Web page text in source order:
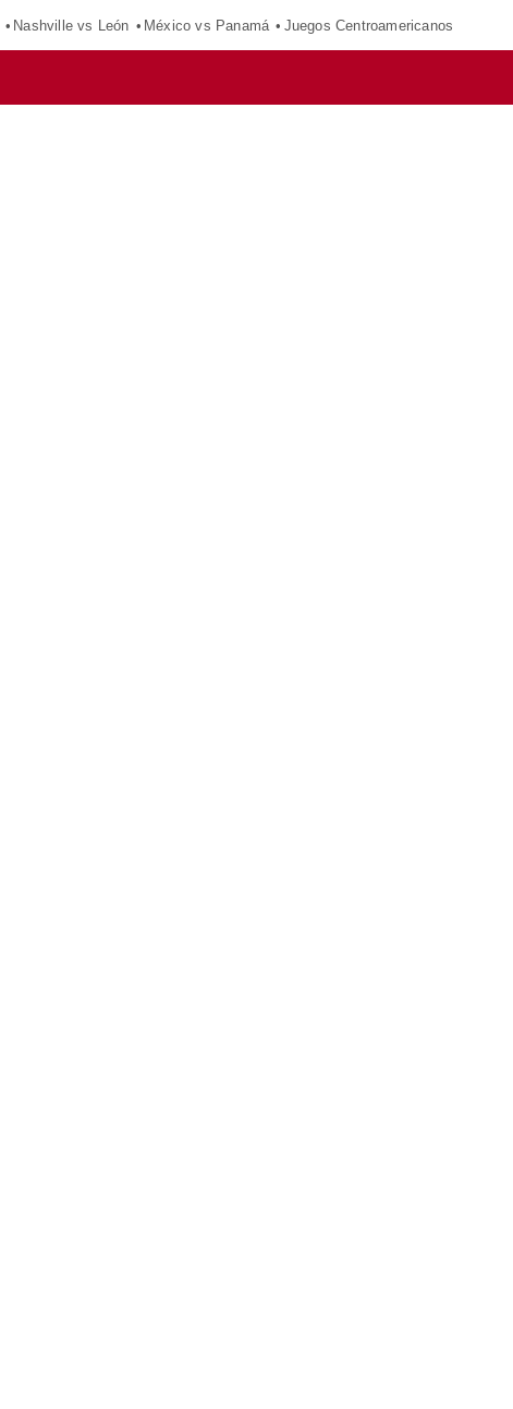
Nashville vs León México vs Panamá Juegos Centroamericanos